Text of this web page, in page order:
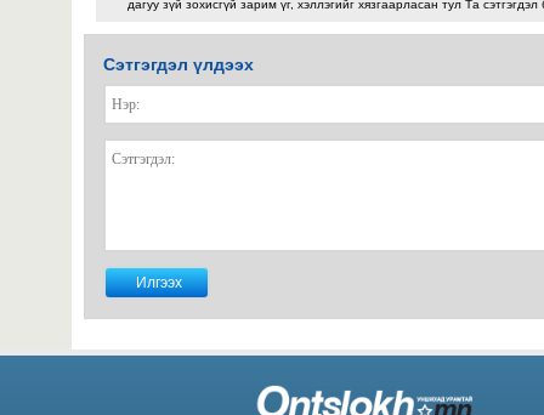
дагуу зүй зохисгүй зарим үг, хэллэгийг хязгаарласан тул Та
Сэтгэгдэл үлдээх